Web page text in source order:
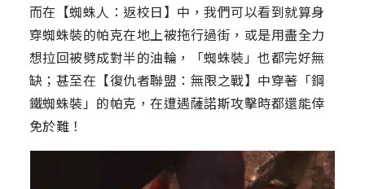
而在【蜘蛛人：返校日】中，我們可以看到就算身
穿蜘蛛裝的帕克在地上被拖行過街，或是用盡全力
想拉回被劈成對半的油輪，「蜘蛛裝」也都完好無
缺；甚至在【復仇者聯盟：無限之戰】中穿著「鋼
鐵蜘蛛裝」的帕克，在遭遇薩諾斯攻擊時都還能倖
免於難！